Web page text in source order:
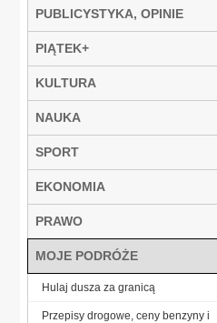
PUBLICYSTYKA, OPINIE
PIĄTEK+
KULTURA
NAUKA
SPORT
EKONOMIA
PRAWO
MOJE PODRÓŻE
Hulaj dusza za granicą
Przepisy drogowe, ceny benzyny i